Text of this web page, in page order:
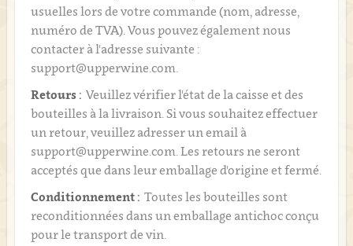
usuelles lors de votre commande (nom, adresse,
numéro de TVA). Vous pouvez également nous
contacter à l'adresse suivante :
support@upperwine.com.
Retours : Veuillez vérifier l'état de la caisse et des
bouteilles à la livraison. Si vous souhaitez effectuer
un retour, veuillez adresser un email à
support@upperwine.com. Les retours ne seront
acceptés que dans leur emballage d'origine et fermé.
Conditionnement : Toutes les bouteilles sont
reconditionnées dans un emballage antichoc conçu
pour le transport de vin.